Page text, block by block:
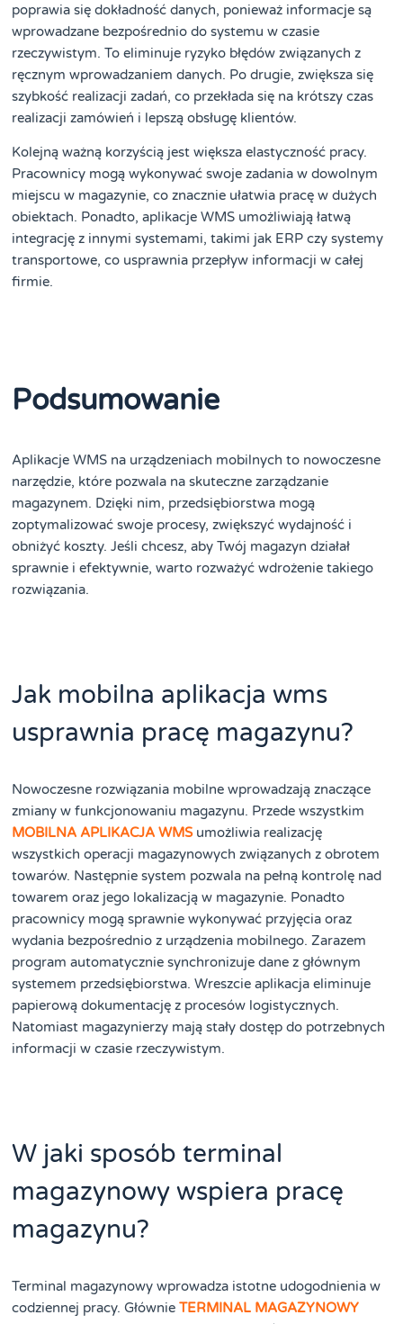
poprawia się dokładność danych, ponieważ informacje są
wprowadzane bezpośrednio do systemu w czasie
rzeczywistym. To eliminuje ryzyko błędów związanych z
ręcznym wprowadzaniem danych. Po drugie, zwiększa się
szybkość realizacji zadań, co przekłada się na krótszy czas
realizacji zamówień i lepszą obsługę klientów.
Kolejną ważną korzyścią jest większa elastyczność pracy.
Pracownicy mogą wykonywać swoje zadania w dowolnym
miejscu w magazynie, co znacznie ułatwia pracę w dużych
obiektach. Ponadto, aplikacje WMS umożliwiają łatwą
integrację z innymi systemami, takimi jak ERP czy systemy
transportowe, co usprawnia przepływ informacji w całej
firmie.
Podsumowanie
Aplikacje WMS na urządzeniach mobilnych to nowoczesne
narzędzie, które pozwala na skuteczne zarządzanie
magazynem. Dzięki nim, przedsiębiorstwa mogą
zoptymalizować swoje procesy, zwiększyć wydajność i
obniżyć koszty. Jeśli chcesz, aby Twój magazyn działał
sprawnie i efektywnie, warto rozważyć wdrożenie takiego
rozwiązania.
Jak mobilna aplikacja wms
usprawnia pracę magazynu?
Nowoczesne rozwiązania mobilne wprowadzają znaczące
zmiany w funkcjonowaniu magazynu. Przede wszystkim
MOBILNA APLIKACJA WMSumożliwia realizację
wszystkich operacji magazynowych związanych z obrotem
towarów. Następnie system pozwala na pełną kontrolę nad
towarem oraz jego lokalizacją w magazynie. Ponadto
pracownicy mogą sprawnie wykonywać przyjęcia oraz
wydania bezpośrednio z urządzenia mobilnego. Zarazem
program automatycznie synchronizuje dane z głównym
systemem przedsiębiorstwa. Wreszcie aplikacja eliminuje
papierową dokumentację z procesów logistycznych.
Natomiast magazynierzy mają stały dostęp do potrzebnych
informacji w czasie rzeczywistym.
W jaki sposób terminal
magazynowy wspiera pracę
magazynu?
Terminal magazynowy wprowadza istotne udogodnienia w
codziennej pracy. GłównieTERMINAL MAGAZYNOWY